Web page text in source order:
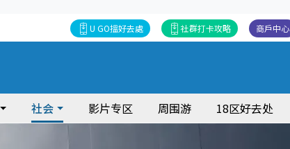
商戶中心
社群打卡攻略
U GO搵好去處
社会 影片专区 周围游 18区好去处